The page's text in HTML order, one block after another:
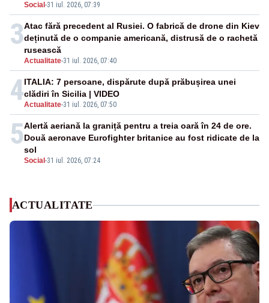
Social -31 iul. 2026, 07:39
3
Actualitate-31 iul. 2026, 07:40
Atac fără precedent al Rusiei. O fabrică de drone din Kiev
deținută de o companie americană, distrusă de o rachetă
rusească
4Actualitate-31 iul. 2026, 07:50
ITALIA: 7 persoane, dispărute după prăbușirea unei
clădiri în Sicilia | VIDEO
5
Social -31 iul. 2026, 07:24
Alertă aeriană la graniță pentru a treia oară în 24 de ore.
Două aeronave Eurofighter britanice au fost ridicate de la
sol
ACTUALITATE